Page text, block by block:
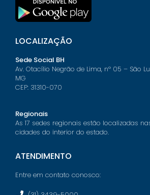
LOCALIZAÇÃO
Sede Social BH
Av. Otacílio Negrão de Lima, nº 05 – São
MG
CEP: 31310-070
Regionais
As 17 sedes regionais estão localizadas
cidades do interior do estado.
ATENDIMENTO
Entre em contato conosco: